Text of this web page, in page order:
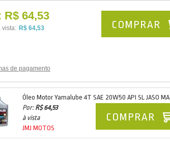
R$ 64,53
vista: R$ 64,53
de pagamento
Óleo Motor Yamalube 4T SAE 20W50 API SL JASO MA
Por: R$ 64,53
à vista
COMPRAR
JMJ MOTOS
COMPRAR